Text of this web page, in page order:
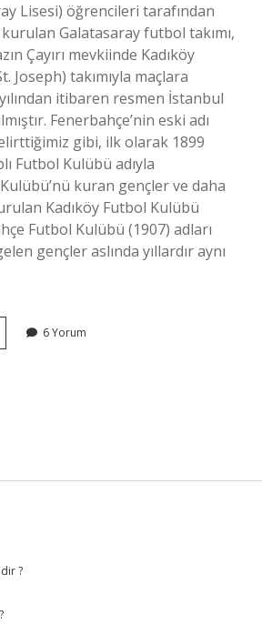
Lisesi) öğrencileri tarafından
kurulan Galatasaray futbol takımı,
Çayırı mevkiinde Kadıköy
Joseph) takımıyla maçlara
itibaren resmen İstanbul
Fenerbahçe’nin eski adı
gibi, ilk olarak 1899
Futbol Kulübü adıyla
kuran gençler ve daha
Kadıköy Futbol Kulübü
Futbol Kulübü (1907) adları
gençler aslında yıllardır aynı
6 Yorum
?